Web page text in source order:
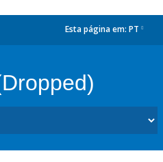
Esta página em: PT